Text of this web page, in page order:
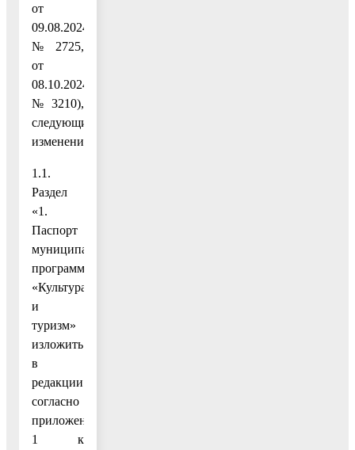
от
09.08.2024
№ 2725,
от
08.10.2024
№ 3210),
следующие
изменения:
1.1.
Раздел
«1.
Паспорт
муниципальной
программы
«Культура
и
туризм»
изложить
в
редакции
согласно
приложению
1 к